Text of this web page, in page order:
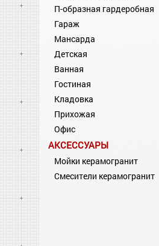
П-образная гардеробная
Гараж
Мансарда
Детская
Ванная
Гостиная
Кладовка
Прихожая
Офис
АКСЕССУАРЫ
Мойки керамогранит
Смесители керамогранит